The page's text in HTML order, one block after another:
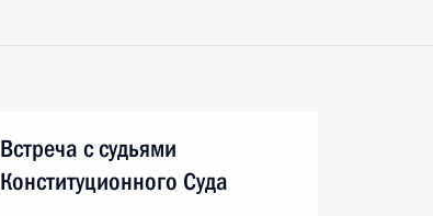
Встреча с судьями
Конституционного Суда